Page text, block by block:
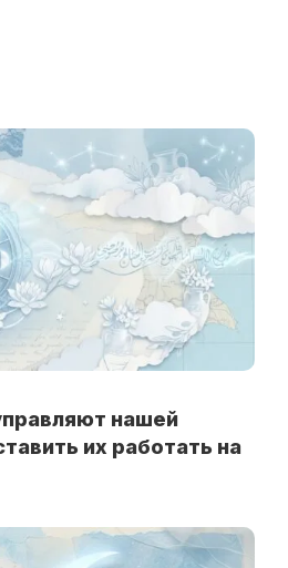
нашей
их работать на